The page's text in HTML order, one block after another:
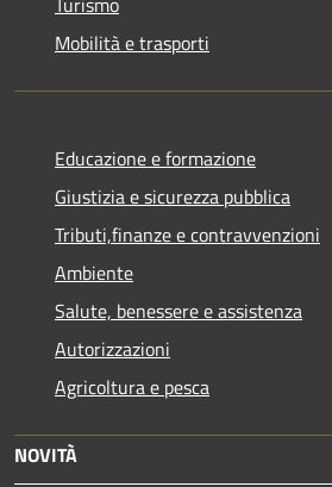
Mobilità e trasporti
Educazione e formazione
Giustizia e sicurezza pubblica
Tributi,finanze e contravvenzioni
Ambiente
Salute, benessere e assistenza
Autorizzazioni
Agricoltura e pesca
NOVITÀ